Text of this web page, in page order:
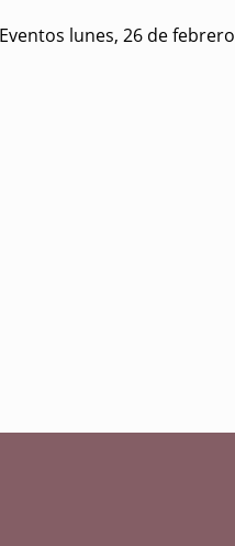
Eventos lunes, 26 de